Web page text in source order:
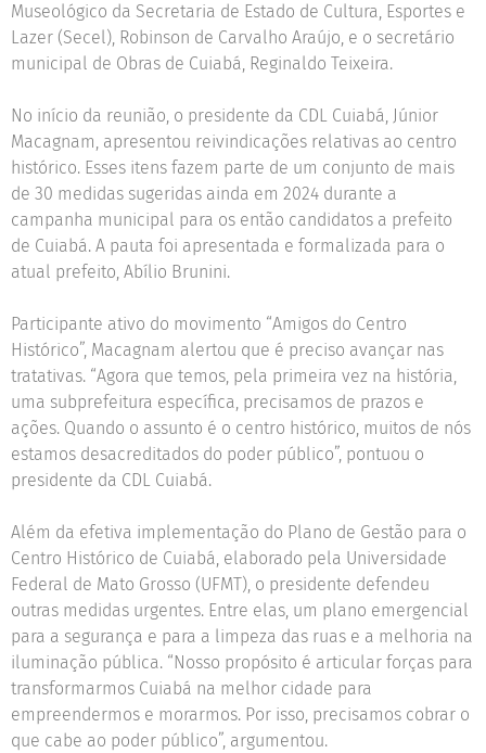
Museológico da Secretaria de Estado de Cultura, Esportes e
Lazer (Secel), Robinson de Carvalho Araújo, e o secretário
municipal de Obras de Cuiabá, Reginaldo Teixeira.
No início da reunião, o presidente da CDL Cuiabá, Júnior
Macagnam, apresentou reivindicações relativas ao centro
histórico. Esses itens fazem parte de um conjunto de mais
de 30 medidas sugeridas ainda em 2024 durante a
campanha municipal para os então candidatos a prefeito
de Cuiabá. A pauta foi apresentada e formalizada para o
atual prefeito, Abílio Brunini.
Participante ativo do movimento “Amigos do Centro
Histórico”, Macagnam alertou que é preciso avançar nas
tratativas. “Agora que temos, pela primeira vez na história,
uma subprefeitura específica, precisamos de prazos e
ações. Quando o assunto é o centro histórico, muitos de nós
estamos desacreditados do poder público”, pontuou o
presidente da CDL Cuiabá.
Além da efetiva implementação do Plano de Gestão para o
Centro Histórico de Cuiabá, elaborado pela Universidade
Federal de Mato Grosso (UFMT), o presidente defendeu
outras medidas urgentes. Entre elas, um plano emergencial
para a segurança e para a limpeza das ruas e a melhoria na
iluminação pública. “Nosso propósito é articular forças para
transformarmos Cuiabá na melhor cidade para
empreendermos e morarmos. Por isso, precisamos cobrar o
que cabe ao poder público”, argumentou.